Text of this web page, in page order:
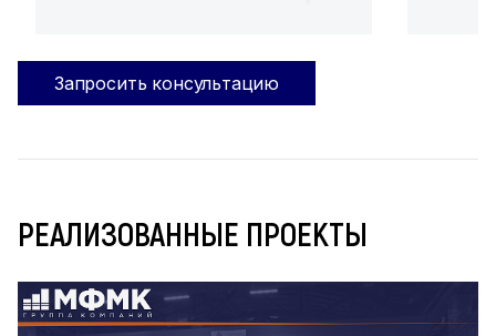
Запросить консультацию
РЕАЛИЗОВАННЫЕ ПРОЕКТЫ